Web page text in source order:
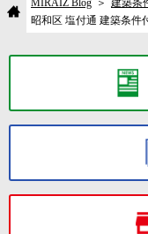
MIRAIZ Blog
建築条
昭和区 塩付通 建築条件